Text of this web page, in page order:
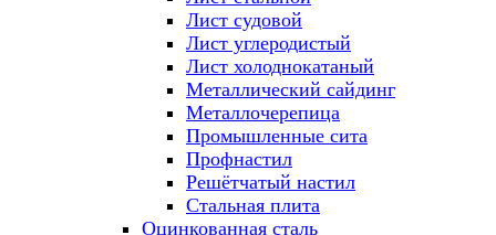
Лист судовой
Лист углеродистый
Лист холоднокатаный
Металлический сайдинг
Металлочерепица
Промышленные сита
Профнастил
Решётчатый настил
Стальная плита
Оцинкованная сталь